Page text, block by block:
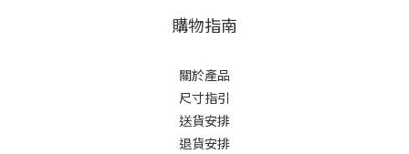
購物指南
關於產品
尺寸指引
送貨安排
退貨安排